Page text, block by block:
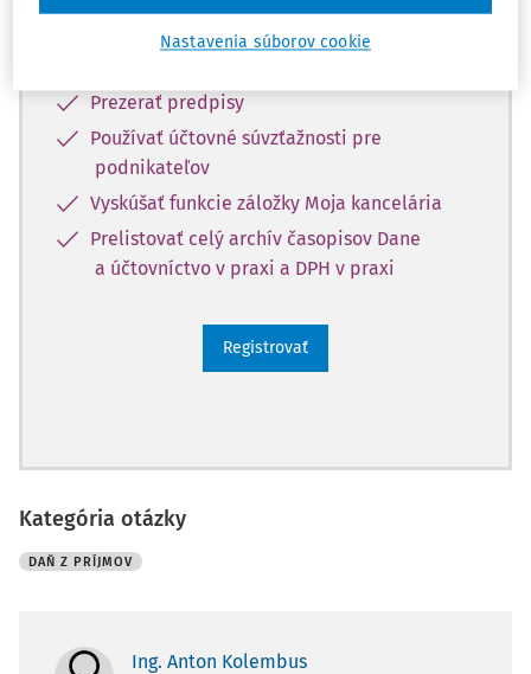
Vďaka registrácii si môžete
Prezerať predpisy
Používať účtovné súvzťažnosti pre
podnikateľov
Vyskúšať funkcie záložky Moja kancelária
Prelistovať celý archív časopisov Dane
a účtovníctvo v praxi a DPH v praxi
Registrovať
Kategória otázky
DAŇ Z PRÍJMOV
Ing. Anton Kolembus
Nastavenia súborov cookie